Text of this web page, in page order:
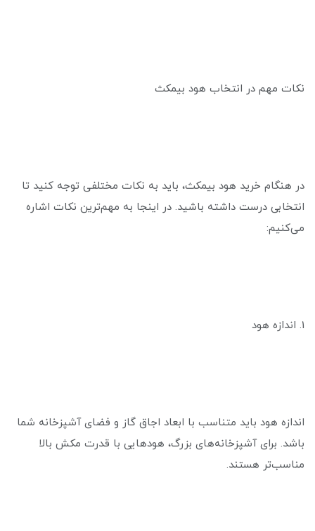
نکات مهم در انتخاب هود بیمکث
در هنگام خرید هود بیمکث، باید به نکات مختلفی توجه کنید تا
انتخابی درست داشته باشید. در اینجا به مهم‌ترین نکات اشاره
می‌کنیم:
1. اندازه هود
اندازه هود باید متناسب با ابعاد اجاق گاز و فضای آشپزخانه شما
باشد. برای آشپزخانه‌های بزرگ، هودهایی با قدرت مکش بالا
مناسب‌تر هستند.